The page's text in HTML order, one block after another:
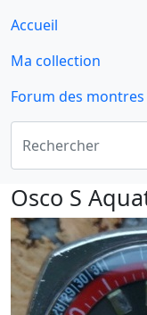
Accueil
Ma collection
Forum des
Osco S